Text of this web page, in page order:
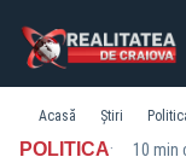
Acasă Știri
POLITICA· 10 min